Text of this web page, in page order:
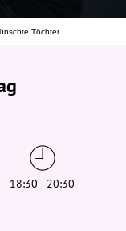
Töchter
18:30 - 20:30